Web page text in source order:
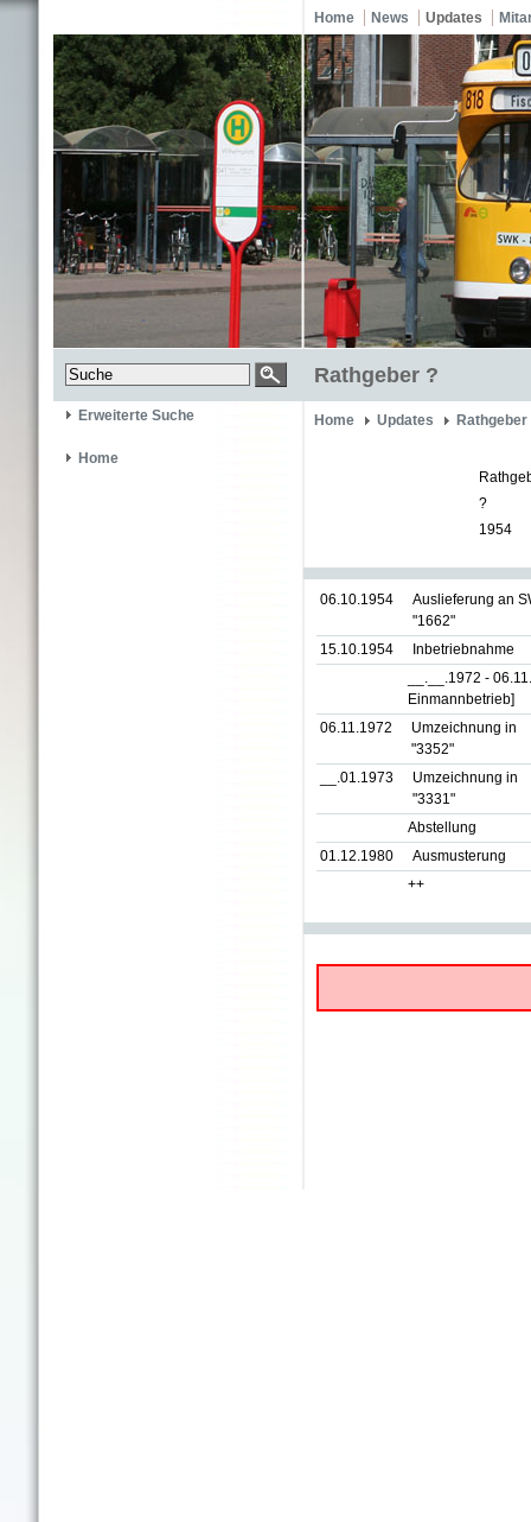
Home News Updates
Rathgeber ?
Erweiterte Suche
Home
Home Updates Rathgeber
?
1954
06.10.1954
Auslieferung an
"1662"
15.10.1954
Inbetriebnahme
__.__.1972 -
Einmannbetrieb]
06.11.1972
Umzeichnung in
"3352"
__.01.1973
Umzeichnung in
"3331"
Abstellung
01.12.1980
Ausmusterung
++